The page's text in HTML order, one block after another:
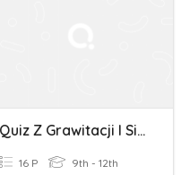
Quiz Z Grawitacji I Siły Grawitacji Jako Siła Dośrodkowa
16 P 9th - 12th